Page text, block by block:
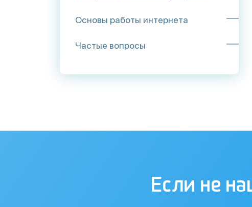
Основы работы интернета
Частые вопросы
Если не